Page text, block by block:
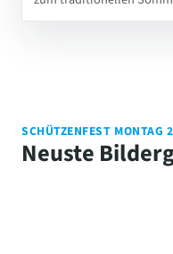
SCHÜTZENFEST MONTAG
Neuste